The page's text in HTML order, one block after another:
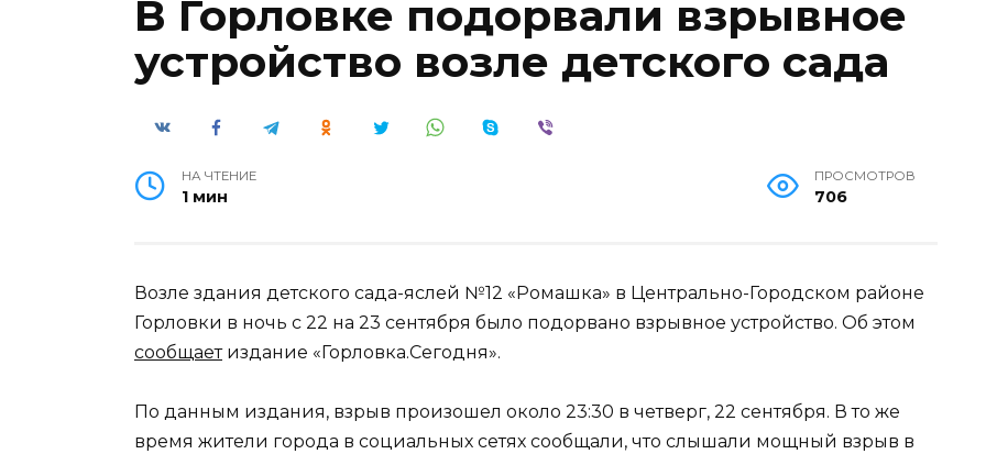
В Горловке подорвали взрывное
устройство возле детского сада
НА ЧТЕНИЕ
1 мин
ПРОСМОТРОВ
706
Возле здания детского сада-яслей №12 «Ромашка» в Центрально-Городском районе
Горловки в ночь с 22 на 23 сентября было подорвано взрывное устройство. Об этом
сообщаетиздание «Горловка.Сегодня».
По данным издания, взрыв произошел около 23:30 в четверг, 22 сентября. В то же
время жители города в социальных сетях сообщали, что слышали мощный взрыв в